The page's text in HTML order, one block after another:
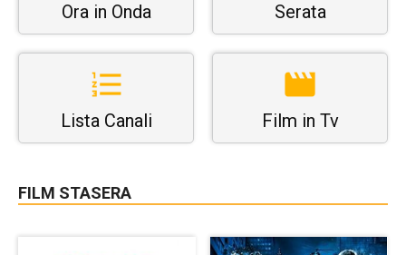
Ora in Onda Serata
Lista Canali Film in Tv
FILM STASERA